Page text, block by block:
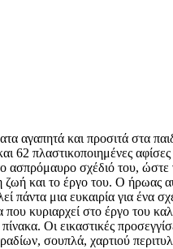
και προσιτά στα
62 πλαστικοποιημένες
σχέδιό του, ώστε
και το έργο του. Ο ήρωας
πάντα μια ευκαιρία για ένα
κυριαρχεί στο έργο του
Οι εικαστικές
σουπλά, χαρτιού